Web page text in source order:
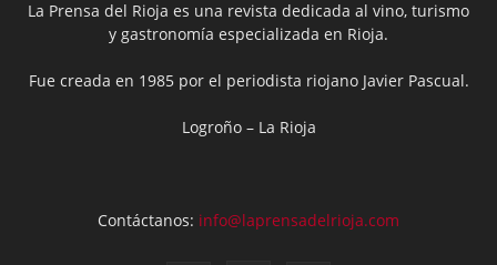
La Prensa del Rioja es una revista dedicada al vino, turismo
y gastronomía especializada en Rioja.
Fue creada en 1985 por el periodista riojano Javier Pascual.
Logroño – La Rioja
Contáctanos: info@laprensadelrioja.com